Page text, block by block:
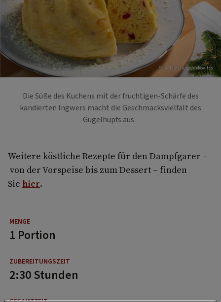
Foto: Matthias Jurkovitcs
Die Süße des Kuchens mit der fruchtigen-Schärfe des
kandierten Ingwers macht die Geschmacksvielfalt des
Gugelhupfs aus.
Weitere köstliche Rezepte für den Dampfgarer –
von der Vorspeise bis zum Dessert – finden
Sie hier.
1 Portion
2:30 Stunden